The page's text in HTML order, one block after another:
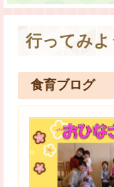
行ってみよ
食育ブログ